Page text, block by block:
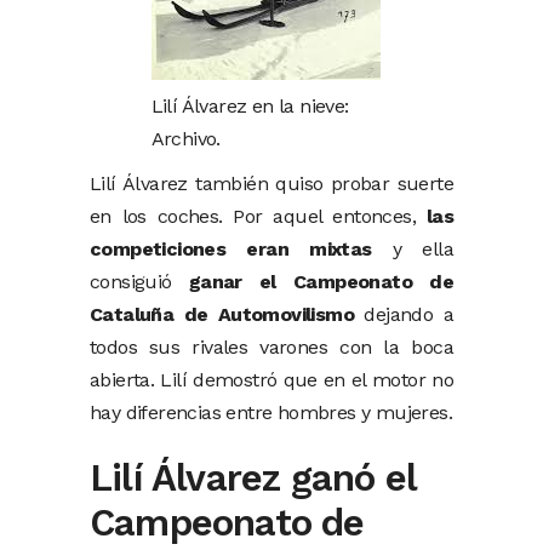
Lilí Álvarez en la nieve:
Archivo.
Lilí Álvarez también quiso probar suerte
en los coches. Por aquel entonces, las
competiciones eran mixtasy ella
consiguió ganar el Campeonato de
Cataluña de Automovilismodejando a
todos sus rivales varones con la boca
abierta. Lilí demostró que en el motor no
hay diferencias entre hombres y mujeres.
Lilí Álvarez ganó el
Campeonato de